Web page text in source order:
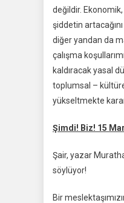
değildir.
şiddetin
diğer yandan da
çalışma
kaldıracak yasal
toplumsal –
yükseltmekte
Şimdi! Biz! 15
Şair, yazar
söylüyor!
Bir